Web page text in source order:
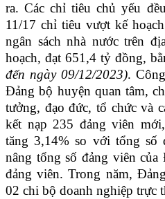
ra. Các chỉ tiêu chủ yếu
11/17 chỉ tiêu vượt kế
ngân sách nhà nước trên
hoạch, đạt 651,4 tỷ đồng,
đến ngày 09/12/2023).
Đảng bộ huyện quan tâm,
tưởng, đạo đức, tổ chức và
kết nạp 235 đảng viên
tăng 3,14% so với tổng số
nâng tổng số đảng viên
đảng viên. Trong năm,
02 chi bộ doanh nghiệp trực